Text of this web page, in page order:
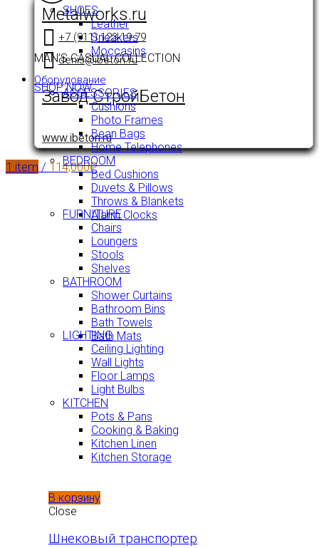
Metalworks.ru
+7 (911) 123-19-79
denis@ibeton.ru
Завод СтройБетон
www.ibeton.ru
1 item / 114,000₽
SHOES
Leather
Sneakers
Moccasins
MAN’S CASUAL COLLECTION
SHOP NOW
Оборудование
ACCESSORIES
Cushions
Photo Frames
Bean Bags
Home Telephones
BEDROOM
Bed Cushions
Duvets & Pillows
Throws & Blankets
Alarm Clocks
FURNITURE
Chairs
Loungers
Stools
Shelves
BATHROOM
Shower Curtains
Bathroom Bins
Bath Towels
Bath Mats
LIGHTING
Ceiling Lighting
Wall Lights
Floor Lamps
Light Bulbs
KITCHEN
Pots & Pans
Cooking & Baking
Kitchen Linen
Kitchen Storage
В корзину
Close
Шнековый транспортер